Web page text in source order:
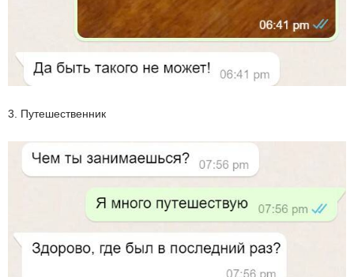
3. Путешественник